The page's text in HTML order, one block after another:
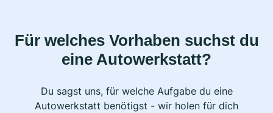
Für welches Vorhaben suchst du
eine Autowerkstatt?
Du sagst uns, für welche Aufgabe du eine
Autowerkstatt benötigst - wir holen für dich